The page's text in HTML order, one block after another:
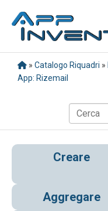
» Catalogo Riquadri »
App: Rizemail
Creare
Aggregare